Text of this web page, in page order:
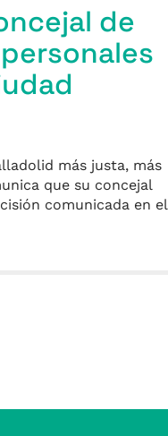
de
más justa, más
que su concejal
comunicada en el